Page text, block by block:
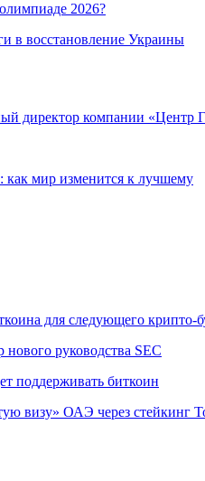
2026?
в восстановление Украины
директор компании «Центр
мир изменится к лучшему
для следующего крипто-
руководства SEC
поддерживать биткоин
визу» ОАЭ через стейкинг